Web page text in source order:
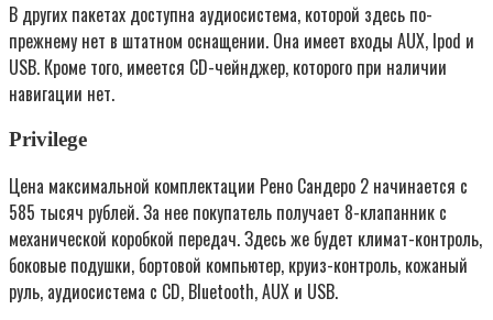
В других пакетах доступна аудиосистема, которой здесь по-
прежнему нет в штатном оснащении. Она имеет входы AUX, Ipod и
USB. Кроме того, имеется CD-чейнджер, которого при наличии
навигации нет.
Privilege
Цена максимальной комплектации Рено Сандеро 2 начинается с
585 тысяч рублей. За нее покупатель получает 8-клапанник с
механической коробкой передач. Здесь же будет климат-контроль,
боковые подушки, бортовой компьютер, круиз-контроль, кожаный
руль, аудиосистема с CD, Bluetooth, AUX и USB.